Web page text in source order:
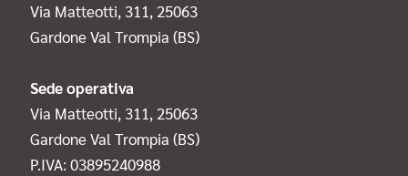
Via Matteotti, 311, 25063
Gardone Val Trompia (BS)
Sede operativa
Via Matteotti, 311, 25063
Gardone Val Trompia (BS)
P.IVA: 03895240988